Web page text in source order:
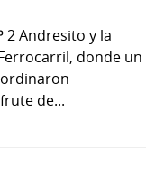
2 Andresito y la
donde un
de...